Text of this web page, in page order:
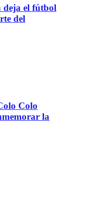
deja el fútbol
del
Colo
la